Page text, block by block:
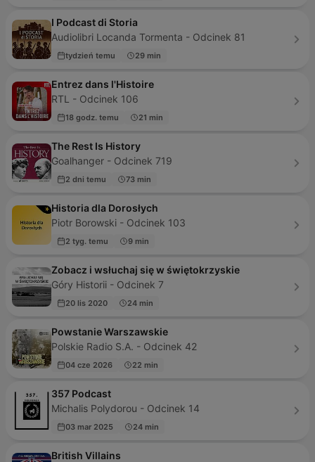
I Podcast di Storia
Audiolibri Locanda Tormenta - Odcinek 81
tydzień temu 29 min
Entrez dans l'Histoire
RTL - Odcinek 106
18 godz. temu 21 min
The Rest Is History
Goalhanger - Odcinek 719
2 dni temu 73 min
Historia dla Dorosłych
Piotr Borowski - Odcinek 103
2 tyg. temu 9 min
Zobacz i wsłuchaj się w świętokrzyskie
Góry Historii - Odcinek 7
20 lis 2020 24 min
Powstanie Warszawskie
Polskie Radio S.A. - Odcinek 42
04 cze 2026 22 min
357 Podcast
Michalis Polydorou - Odcinek 14
03 mar 2025 24 min
British Villains